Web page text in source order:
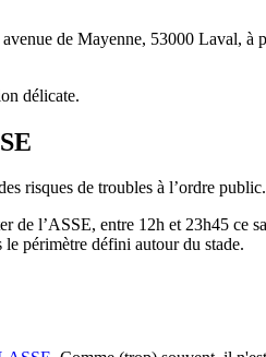
de Mayenne, 53000 Laval, à
délicate.
risques de troubles à l’ordre
de l’ASSE, entre 12h et 23h45 ce
périmètre défini autour du stade.